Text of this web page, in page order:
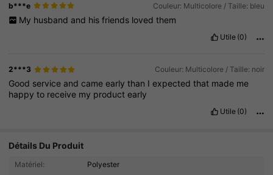
b***e Couleur: Multicolore / Taille: bleu
My husband and his friends loved them
Utile (0)
2***3 Couleur: Multicolore / Taille: noir
Good service andcameearlythan Iexpectedthat made me
happyto receive my productearly
Utile (0)
Détails Du Produit
Matériel:
Polyester
64 Suiveurs